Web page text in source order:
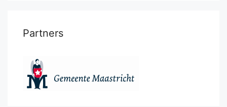
Partners